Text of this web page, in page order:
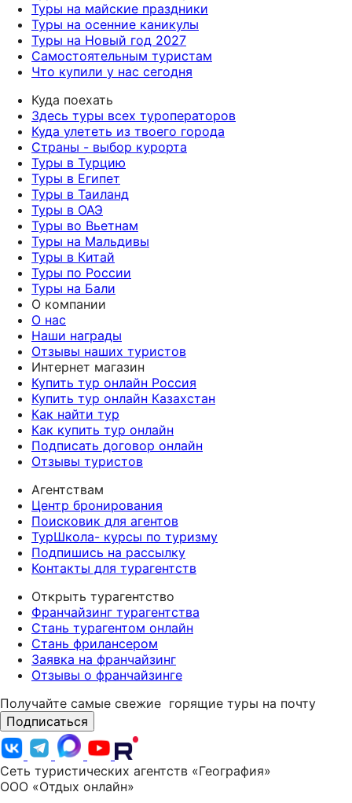
Туры на майские праздники
Туры на осенние каникулы
Туры на Новый год 2027
Самостоятельным туристам
Что купили у нас сегодня
Куда поехать
Здесь туры всех туроператоров
Куда улететь из твоего города
Страны - выбор курорта
Туры в Турцию
Туры в Египет
Туры в Таиланд
Туры в ОАЭ
Туры во Вьетнам
Туры на Мальдивы
Туры в Китай
Туры по России
Туры на Бали
О компании
О нас
Наши награды
Отзывы наших туристов
Интернет магазин
Купить тур онлайн Россия
Купить тур онлайн Казахстан
Как найти тур
Как купить тур онлайн
Подписать договор онлайн
Отзывы туристов
Агентствам
Центр бронирования
Поисковик для агентов
ТурШкола- курсы по туризму
Подпишись на рассылку
Контакты для турагентств
Открыть турагентство
Франчайзинг турагентства
Стань турагентом онлайн
Стань фрилансером
Заявка на франчайзинг
Отзывы о франчайзинге
Получайте самые свежие горящие туры на почту
Подписаться
Сеть туристических агентств «География»
ООО «Отдых онлайн»